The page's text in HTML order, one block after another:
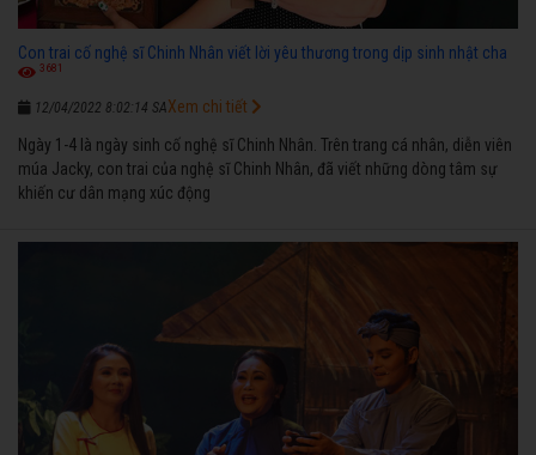
Con trai cố nghệ sĩ Chinh Nhân viết lời yêu thương trong dịp sinh nhật cha
3681
12/04/2022 8:02:14 SA
Ngày 1-4 là ngày sinh cố nghệ sĩ Chinh Nhân. Trên trang cá nhân, diễn viên
múa Jacky, con trai của nghệ sĩ Chinh Nhân, đã viết những dòng tâm sự
khiến cư dân mạng xúc động
Xem chi tiết